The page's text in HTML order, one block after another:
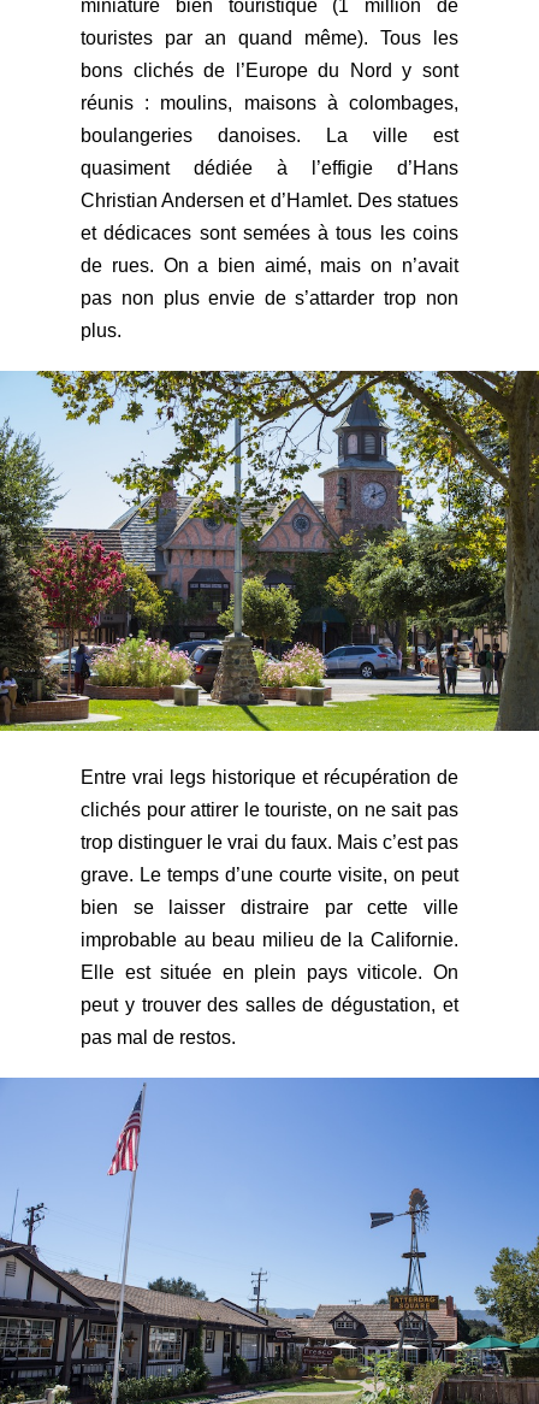
miniature bien touristique (1 million de
touristes par an quand même). Tous les
bons clichés de l’Europe du Nord y sont
réunis : moulins, maisons à colombages,
boulangeries danoises. La ville est
quasiment dédiée à l’effigie d’Hans
Christian Andersen et d’Hamlet. Des statues
et dédicaces sont semées à tous les coins
de rues. On a bien aimé, mais on n’avait
pas non plus envie de s’attarder trop non
plus.
Entre vrai legs historique et récupération de
clichés pour attirer le touriste, on ne sait pas
trop distinguer le vrai du faux. Mais c’est pas
grave. Le temps d’une courte visite, on peut
bien se laisser distraire par cette ville
improbable au beau milieu de la Californie.
Elle est située en plein pays viticole. On
peut y trouver des salles de dégustation, et
pas mal de restos.